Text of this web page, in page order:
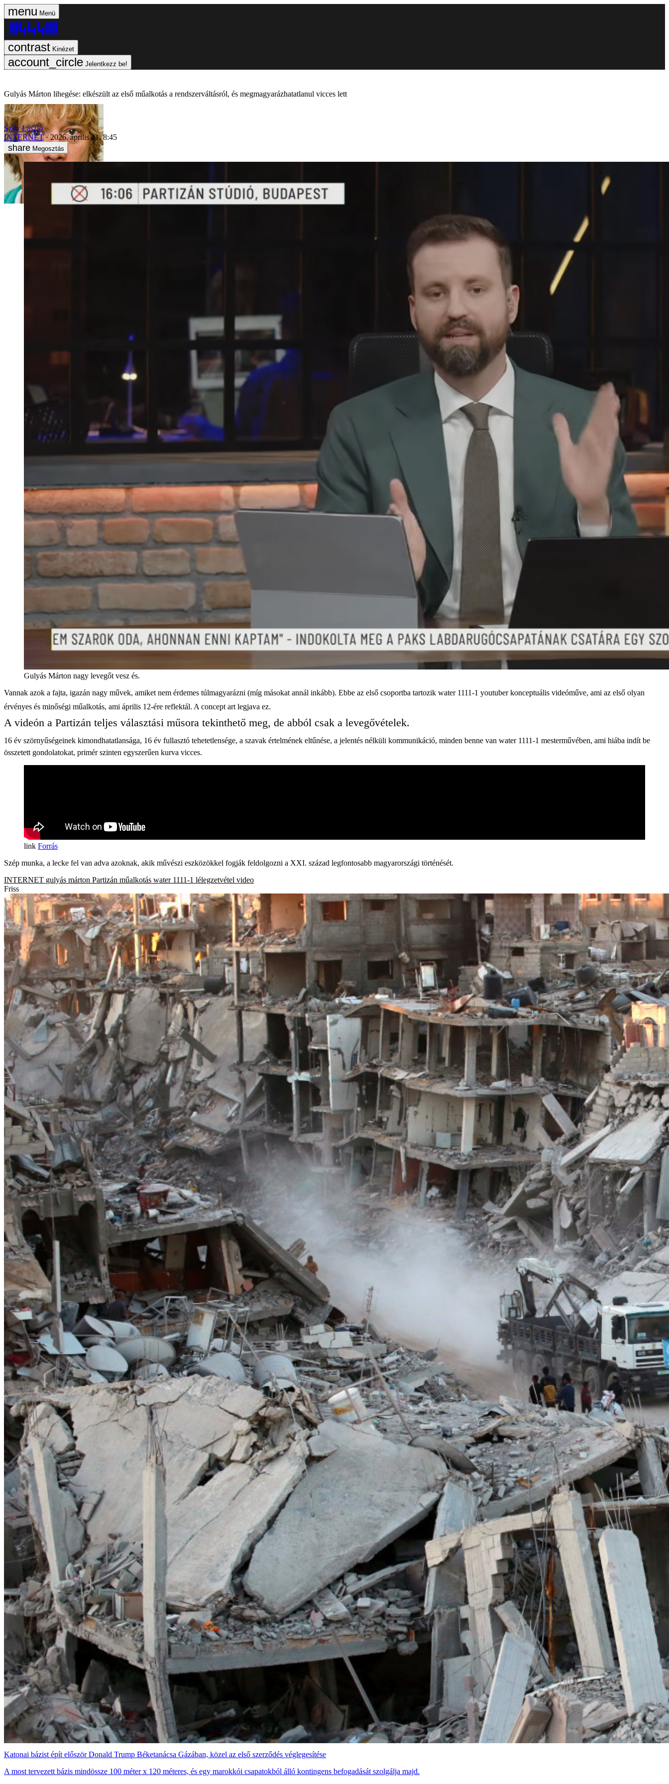
Menü
Kinézet
Jelentkezz be!
Gulyás Márton lihegése: elkészült az első műalkotás a rendszerváltásról, és megmagyarázhatatlanul vicces lett
Szily László
INTERNET
2026. április 21. 8:45
Megosztás
Gulyás Márton nagy levegőt vesz és.
Vannak azok a fajta, igazán nagy művek, amiket nem érdemes túlmagyarázni (míg másokat annál inkább). Ebbe az első csoportba tartozik water 1111-1 youtuber konceptuális videóműve, ami az első olyan
érvényes és minőségi műalkotás, ami április 12-ére reflektál. A concept art legjava ez.
A videón a Partizán teljes választási műsora tekinthető meg, de abból csak a levegővételek.
16 év szörnyűségeinek kimondhatatlansága, 16 év fullasztó tehetetlensége, a szavak értelmének eltűnése, a jelentés nélküli kommunikáció, minden benne van water 1111-1 mesterművében, ami hiába indít be
összetett gondolatokat, primér szinten egyszerűen kurva vicces.
Forrás
Szép munka, a lecke fel van adva azoknak, akik művészi eszközökkel fogják feldolgozni a XXI. század legfontosabb magyarországi történését.
INTERNET gulyás márton Partizán műalkotás water 1111-1 lélegzetvétel video
Friss
Katonai bázist épít először Donald Trump Béketanácsa Gázában, közel az első szerződés véglegesítése
A most tervezett bázis mindössze 100 méter x 120 méteres, és egy marokkói csapatokból álló kontingens befogadását szolgálja majd.